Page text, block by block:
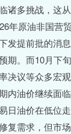
诸多挑战，这
年原油非国营
发提前批的消
期。而10月下
决议等众多宏
内油价继续面
日油价在低位
复需求，但市